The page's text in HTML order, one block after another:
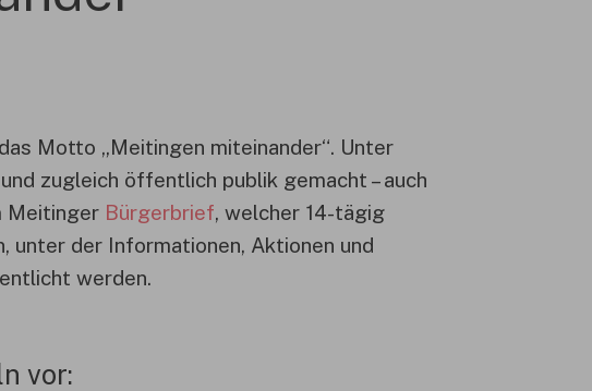
Motto „Meitingen miteinander“. Unter
zugleich öffentlich publik gemacht – auch
Meitinger Bürgerbrief, welcher 14-tägig
unter der Informationen, Aktionen und
werden.
vor: